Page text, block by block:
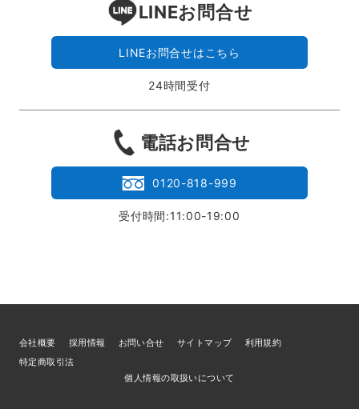
LINEお問合せ
LINEお問合せはこちら
24時間受付
電話お問合せ
0120-818-999
受付時間:11:00-19:00
会社概要 採用情報 お問い合せ サイトマップ
利用規約
特定商取引法
個人情報の取扱いについて